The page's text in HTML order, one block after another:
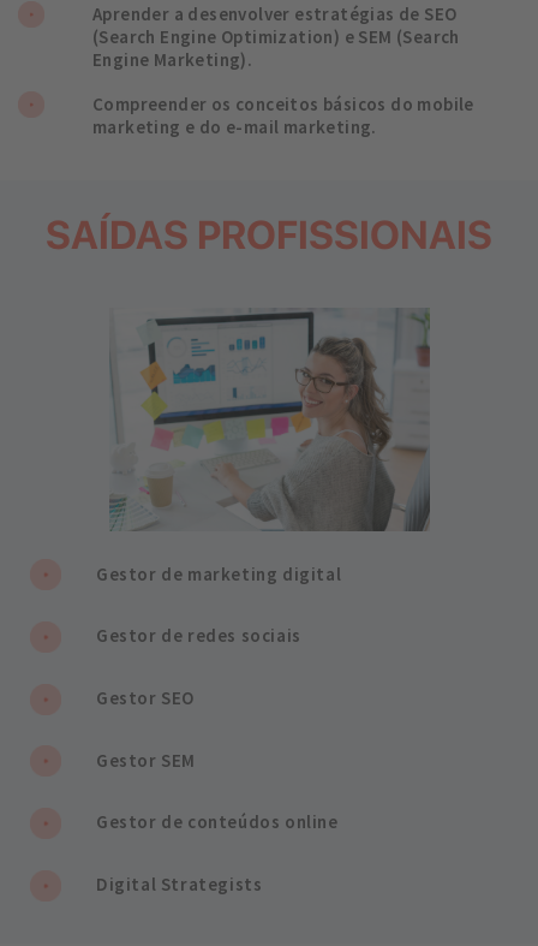
Aprender a desenvolver estratégias de SEO
(Search Engine Optimization) e SEM (Search
Engine Marketing).
Compreender os conceitos básicos do mobile
marketing e do e-mail marketing.
SAÍDAS PROFISSIONAIS
Gestor de marketing digital
Gestor de redes sociais
Gestor SEO
Gestor SEM
Gestor de conteúdos online
Digital Strategists